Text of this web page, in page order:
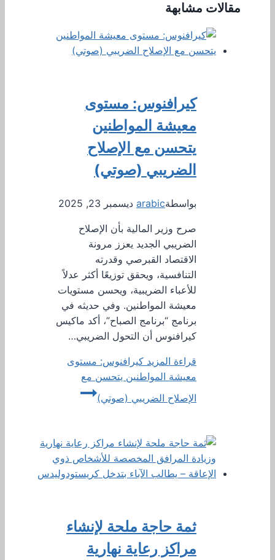
مقالات مشابهة
كيرافنوس: مستوى
معيشة المواطنين
يتحسن مع الإصلاح
الضريبي (صوتي)
بواسطةarabic ديسمبر 23, 2025
صرح وزير المالية بأن الإصلاح
الضريبي الجديد يعزز مرونة
الاقتصاد القبرصي وقدرته
التنافسية، ويحقق توزيعًا أكثر عدلاً
للأعباء الضريبية، ويحسن مستويات
معيشة المواطنين. وفي حديثه في
برنامج “برنامج الصباح”، أكد ماكيس
كيرافنوس أن التحول الضريبي…
قراءة المزيد كيرافنوس: مستوى
معيشة المواطنين يتحسن مع
الإصلاح الضريبي (صوتي)
ثمة حاجة ملحة لإنشاء
مراكز رعاية نهارية